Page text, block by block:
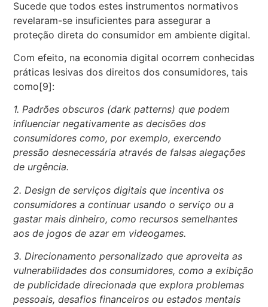
Sucede que todos estes instrumentos normativos
revelaram-se insuficientes para assegurar a
proteção direta do consumidor em ambiente digital.
Com efeito, na economia digital ocorrem conhecidas
práticas lesivas dos direitos dos consumidores, tais
como[9]:
1. Padrões obscuros (dark patterns) que podem
influenciar negativamente as decisões dos
consumidores como, por exemplo, exercendo
pressão desnecessária através de falsas alegações
de urgência.
2. Design de serviços digitais que incentiva os
consumidores a continuar usando o serviço ou a
gastar mais dinheiro, como recursos semelhantes
aos de jogos de azar em videogames.
3. Direcionamento personalizado que aproveita as
vulnerabilidades dos consumidores, como a exibição
de publicidade direcionada que explora problemas
pessoais, desafios financeiros ou estados mentais